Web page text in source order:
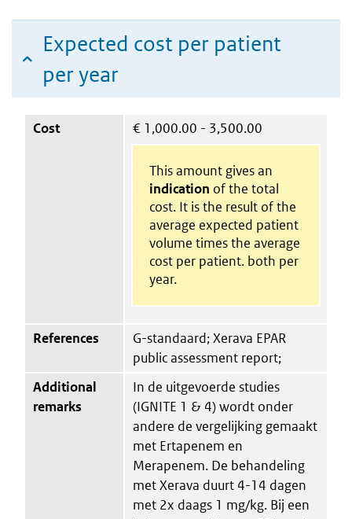
Expected cost per patient
per year
Cost € 1,000.00 - 3,500.00
This amount gives an
indication of the total
cost. It is the result of the
average expected patient
volume times the average
cost per patient. both per
year.
References
G-standaard; Xerava EPAR
public assessment report;
Additional
remarks
In de uitgevoerde studies
(IGNITE 1 & 4) wordt onder
andere de vergelijking gemaakt
met Ertapenem en
Merapenem. De behandeling
met Xerava duurt 4-14 dagen
met 2x daags 1 mg/kg. Bij een